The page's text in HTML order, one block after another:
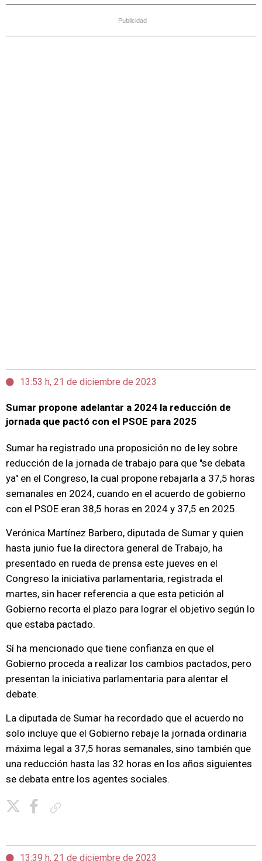
Publicidad
13:53 h, 21 de diciembre de 2023
Sumar propone adelantar a 2024 la reducción de
jornada que pactó con el PSOE para 2025
Sumar ha registrado una proposición no de ley sobre
reducción de la jornada de trabajo para que "se debata
ya" en el Congreso, la cual propone rebajarla a 37,5 horas
semanales en 2024, cuando en el acuerdo de gobierno
con el PSOE eran 38,5 horas en 2024 y 37,5 en 2025.
Verónica Martínez Barbero, diputada de Sumar y quien
hasta junio fue la directora general de Trabajo, ha
presentado en rueda de prensa este jueves en el
Congreso la iniciativa parlamentaria, registrada el
martes, sin hacer referencia a que esta petición al
Gobierno recorta el plazo para lograr el objetivo según lo
que estaba pactado.
Sí ha mencionado que tiene confianza en que el
Gobierno proceda a realizar los cambios pactados, pero
presentan la iniciativa parlamentaria para alentar el
debate.
La diputada de Sumar ha recordado que el acuerdo no
solo incluye que el Gobierno rebaje la jornada ordinaria
máxima legal a 37,5 horas semanales, sino también que
una reducción hasta las 32 horas en los años siguientes
se debata entre los agentes sociales.
13:39 h, 21 de diciembre de 2023